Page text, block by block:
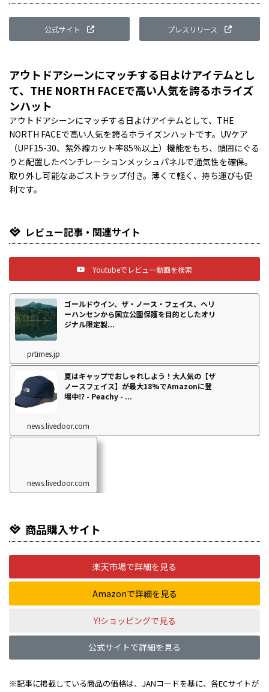
公式サイト プレスリリース
アウトドアシーンにマッチする日よけアイテムとし
て、THE NORTH FACEで高い人気を誇るホライズ
ンハット
アウトドアシーンにマッチする日よけアイテムとして、THE
NORTH FACEで高い人気を誇るホライズンハットです。UVケア
（UPF15-30、紫外線カット率85％以上）機能をもち、頭囲にぐる
りと配置したベンチレーションメッシュパネルで通気性を確保。
取り外し可能なあごストラップ付き。薄くて軽く、持ち運びも便
利です。
レビュー記事・関連サイト
Youtubeでレビュー動画を検索
ゴールドウイン、ザ・ノース・フェイス、ヘリ
ーハンセンから国立公園保護を目的としたオリ
ジナル限定製...
prtimes.jp
夏はキャップでおしゃれしよう！大人気の【ザ
ノースフェイス】が最大18%でAmazonに登
場中⁉ - Peachy - ...
news.livedoor.com
news.livedoor.com
商品購入サイト
楽天市場で詳細を見る
Amazonで詳細を見る
Y!ショッピングで見る
公式サイトで詳細を見る
※記事に掲載している商品の価格は、JANコードを基に、各ECサイトが